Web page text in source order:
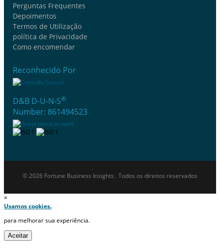
Perguntas Frequentes
Depoimentos
Termos de Utilização
política de Privacidade
Como encomendar
Reconhecido Por
D&B D-U-N-S®
Number: 861494523
© 2026 Fortune Business Insights . Todos os direitos reservados
×
Usamos cookies.
para melhorar sua experiência.
Aceitar